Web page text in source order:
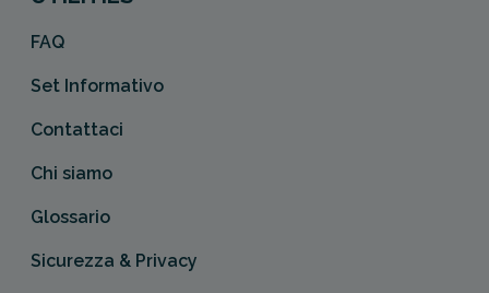
FAQ
Set Informativo
Contattaci
Chi siamo
Glossario
Sicurezza & Privacy